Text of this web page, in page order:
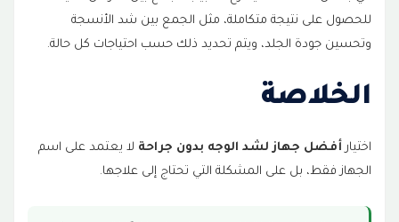
للحصول على نتيجة متكاملة، مثل الجمع بين شد الأنسجة
وتحسين جودة الجلد، ويتم تحديد ذلك حسب احتياجات كل حالة.
الخلاصة
اختيار أفضل جهاز لشد الوجه بدون جراحة لا يعتمد على اسم
الجهاز فقط، بل على المشكلة التي تحتاج إلى علاجها.